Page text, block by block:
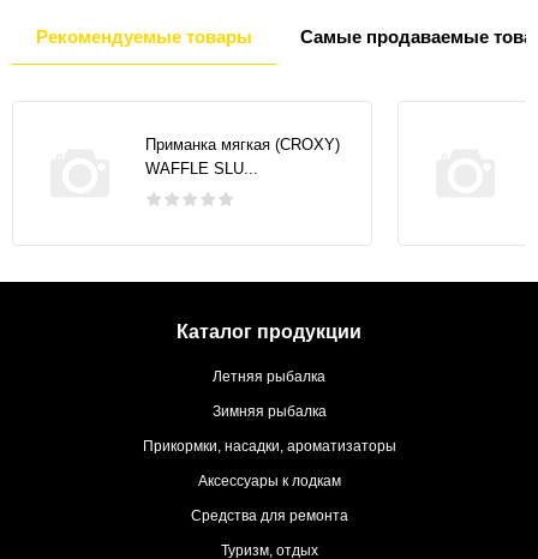
Рекомендуемые товары Самые продаваемые
Приманка мягкая (CROXY)
WAFFLE SLU...
Каталог продукции
Летняя рыбалка
Зимняя рыбалка
Прикормки, насадки, ароматизаторы
Аксессуары к лодкам
Средства для ремонта
Туризм, отдых